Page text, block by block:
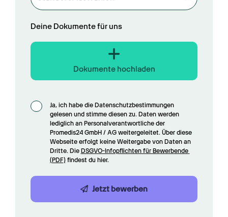
Deine Dokumente für uns
Dokumente hochladen
Ja, ich habe die Datenschutzbestimmungen
gelesen und stimme diesen zu. Daten werden
lediglich an Personalverantwortliche der
Promedis24 GmbH / AG weitergeleitet. Über diese
Webseite erfolgt keine Weitergabe von Daten an
Dritte. Die DSGVO-Infopflichten für Bewerbende
(PDF) findest du hier.
Jetzt bewerben